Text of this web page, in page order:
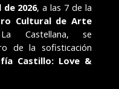
2026, a las 7 de la
Cultural de Arte
Castellana, se
de la sofisticación
Castillo: Love &